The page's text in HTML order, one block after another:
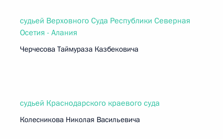
судьей Верховного Суда Республики Северная
Осетия - Алания
Черчесова Таймураза Казбековича
судьей Краснодарского краевого суда
Колесникова Николая Васильевича